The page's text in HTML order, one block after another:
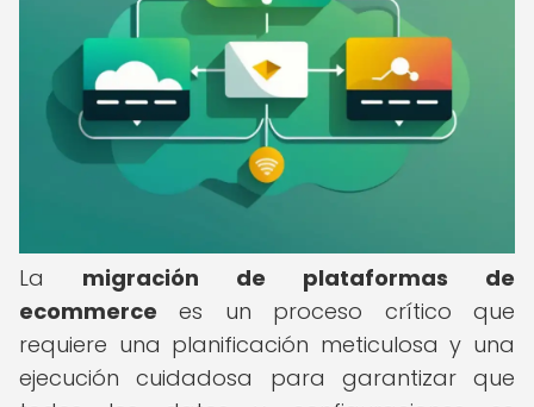
La migración de plataformas de
ecommerce es un proceso crítico que
requiere una planificación meticulosa y una
ejecución cuidadosa para garantizar que